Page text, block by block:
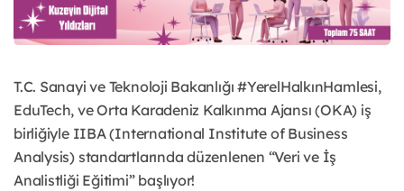
T.C. Sanayi ve Teknoloji Bakanlığı #YerelHalkınHamlesi,
EduTech, ve Orta Karadeniz Kalkınma Ajansı (OKA) iş
birliğiyle IIBA (International Institute of Business
Analysis) standartlarında düzenlenen “Veri ve İş
Analistliği Eğitimi” başlıyor!